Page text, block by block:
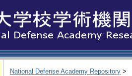
National Defense Academy Repository >